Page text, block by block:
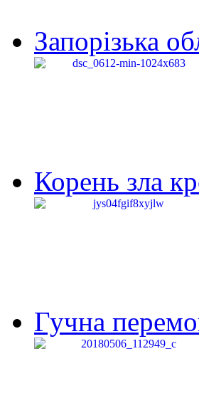
Запорізька
Корень зла
Гучна